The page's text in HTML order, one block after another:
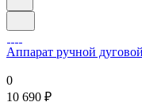
Аппарат ручной